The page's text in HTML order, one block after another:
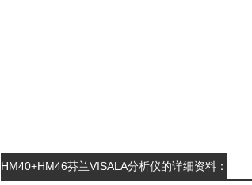
HM40+HM46芬兰VISALA分析仪的详细资料：